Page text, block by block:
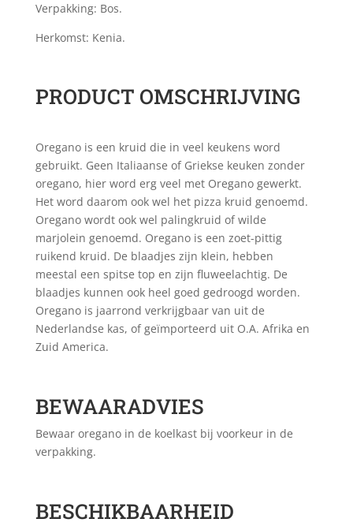
Verpakking: Bos.
Herkomst: Kenia.
PRODUCT OMSCHRIJVING
Oregano is een kruid die in veel keukens word
gebruikt. Geen Italiaanse of Griekse keuken zonder
oregano, hier word erg veel met Oregano gewerkt.
Het word daarom ook wel het pizza kruid genoemd.
Oregano wordt ook wel palingkruid of wilde
marjolein genoemd. Oregano is een zoet-pittig
ruikend kruid. De blaadjes zijn klein, hebben
meestal een spitse top en zijn fluweelachtig. De
blaadjes kunnen ook heel goed gedroogd worden.
Oregano is jaarrond verkrijgbaar van uit de
Nederlandse kas, of geïmporteerd uit O.A. Afrika en
Zuid America.
BEWAARADVIES
Bewaar oregano in de koelkast bij voorkeur in de
verpakking.
BESCHIKBAARHEID